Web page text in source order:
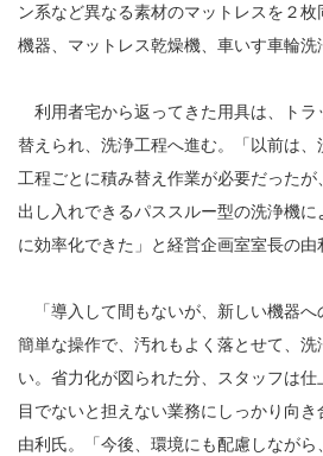
ン系など異なる素材のマットレスを２
機器、マットレス乾燥機、車いす車輪洗
利用者宅から返ってきた用具は、トラ
替えられ、洗浄工程へ進む。「以前は
工程ごとに積み替え作業が必要だったが
出し入れできるパススルー型の洗浄機
に効率化できた」と経営企画室室長の由
「導入して間もないが、新しい機器へ
簡単な操作で、汚れもよく落とせて、
い。省力化が図られた分、スタッフは
目でないと担えない業務にしっかり向き
由利氏。「今後、環境にも配慮しなが